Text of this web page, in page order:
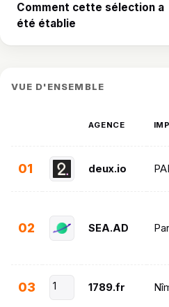
Comment cette sélection a
été établie
VUE D'ENSEMBLE
AGENCE
01 deux.io
02 SEA.AD
03 1 1789.fr